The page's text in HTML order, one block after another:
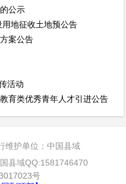
公示
地征收土地预公告
案公告
活动
育类优秀青年人才引进公告
护单位：中国县域
县域QQ:1581746470
号